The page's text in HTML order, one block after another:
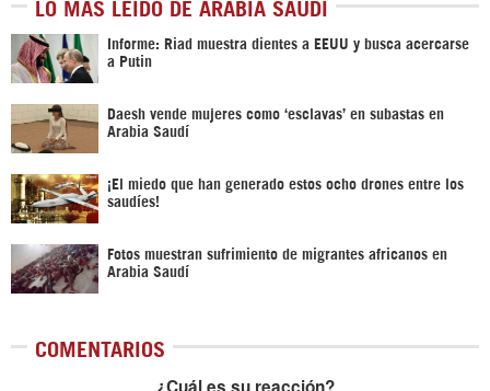
LO MÁS LEÍDO DE ARABIA SAUDÍ
Informe: Riad muestra dientes a EEUU y busca acercarse
a Putin
Daesh vende mujeres como ‘esclavas’ en subastas en
Arabia Saudí
¡El miedo que han generado estos ocho drones entre los
saudíes!
Fotos muestran sufrimiento de migrantes africanos en
Arabia Saudí
COMENTARIOS